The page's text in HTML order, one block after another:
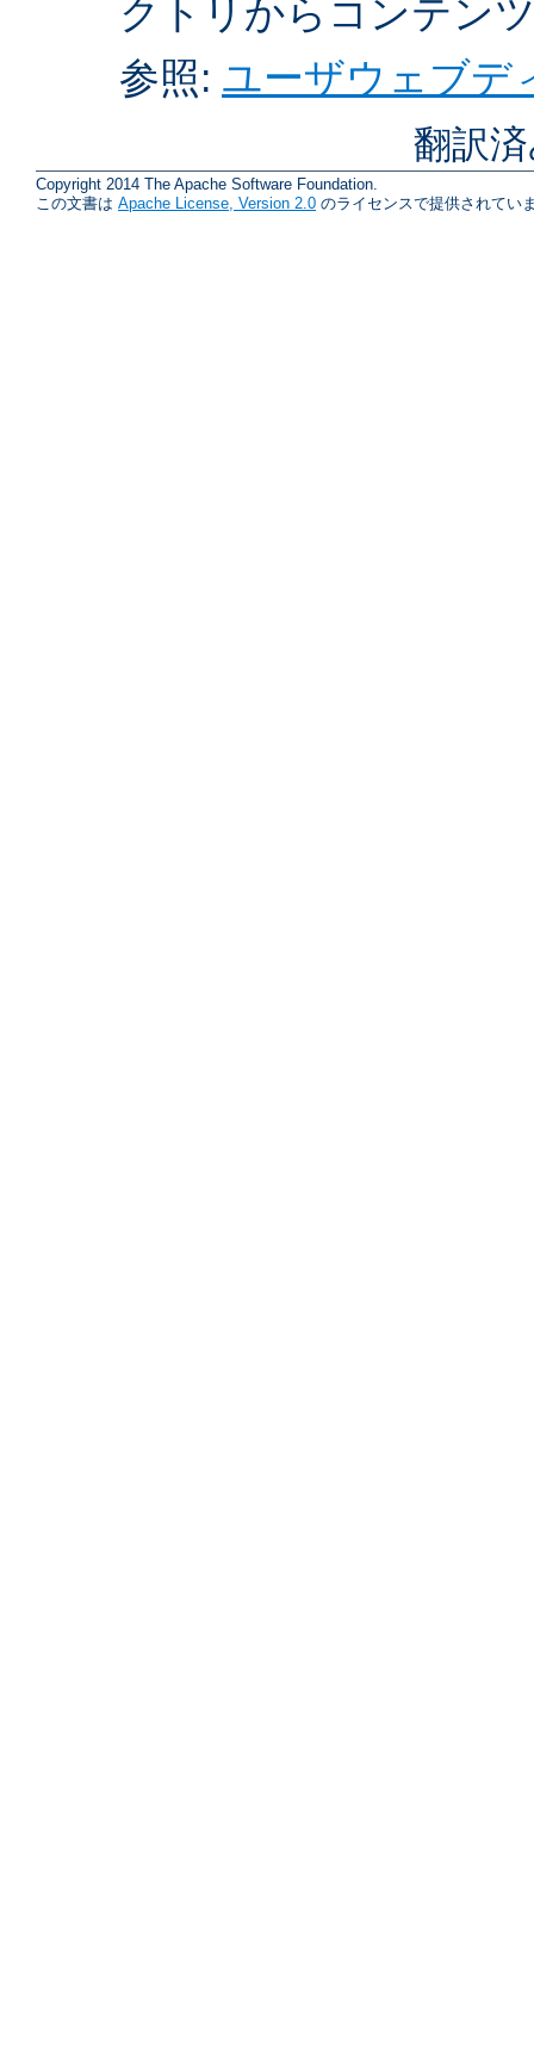
クトリからコンテン
参照: ユーザウェブデ
翻訳
Copyright 2014 The Apache Software Foundation.
この文書は Apache License, Version 2.0 のライセンスで提供されてい